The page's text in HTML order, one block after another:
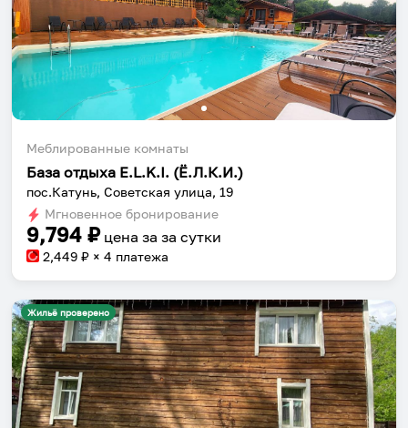
Меблированные комнаты
База отдыха E.L.K.I. (Ё.Л.К.И.)
пос.Катунь, Советская улица, 19
Мгновенное бронирование
9,794 ₽ цена за за сутки
2,449 ₽ × 4 платежа
Жильё проверено
Собери путешествие без сложностей
Сохраняй места, повторяй маршруты, находи
компанию и бронируй жильё в одном
приложении.
Установить приложение